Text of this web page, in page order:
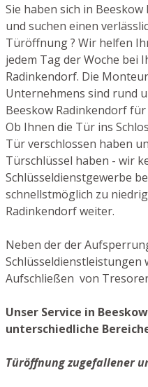
Sie haben sich in
und suchen einen
Türöffnung ? Wir helfen
jedem Tag der Woche bei
Radinkendorf. Die
Unternehmens sind rund
Beeskow Radinkendorf
Ob Ihnen die Tür ins
Tür verschlossen haben
Türschlüssel haben - wir
Schlüsseldienstgewerbe
schnellstmöglich zu
Radinkendorf weiter.
Neben der der
Schlüsseldienstleistungen
Aufschließen von
Unser Service in
unterschiedliche
Türöffnung zugefallener